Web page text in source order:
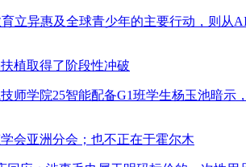
立异惠及全球青少年的主要行动，则从
植取得了阶段性冲破
师学院25智能配备G1班学生杨玉池暗
会亚洲分会；也不正在于霍尔木